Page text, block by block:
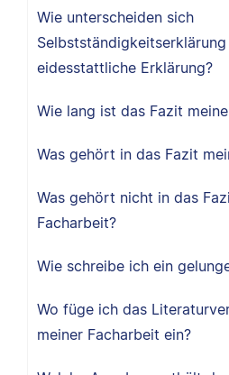
Wie unterscheiden sich
Selbstständigkeitserklärung
eidesstattliche Erklärung?
Wie lang ist das Fazit
Was gehört in das Fazit
Was gehört nicht in das
Facharbeit?
Wie schreibe ich ein
Wo füge ich das
meiner Facharbeit ein?